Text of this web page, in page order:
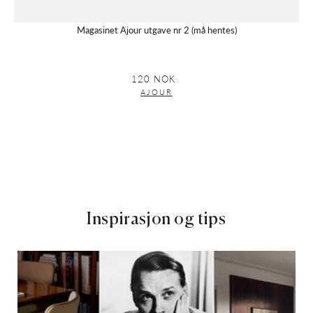
Magasinet Ajour utgave nr 2 (må hentes)
Vanlig
pris
120 NOK
AJOUR
Inspirasjon og tips